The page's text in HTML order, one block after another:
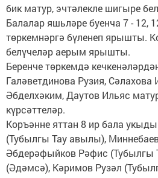
бик матур, эчтәлекле шигыре
Балалар яшьләре буенча 7 - 12,
төркемнәргә бүленеп ярышты.
белүчеләр аерым ярышты.
Беренче төркемдә
Галәветдинова Рузия, Сәлахова
Әбделхәким, Даутов Ильяс
күрсәттеләр.
Коръәнне яттан 8 ир бала
(Тубылгы Тау авылы),
Әбдерәфыйков Рәфис (Тубылгы
(Әдәмсә), Кәримов Рузәл